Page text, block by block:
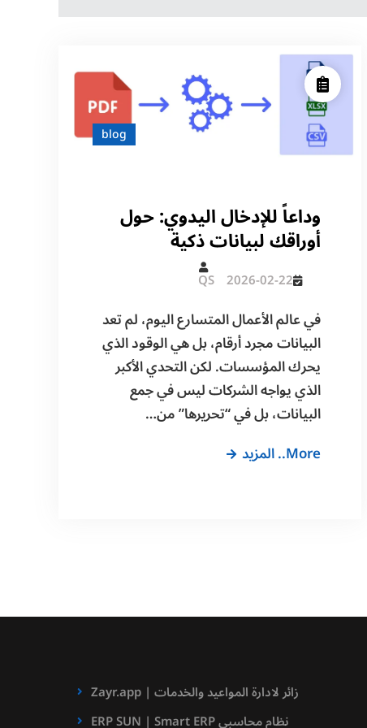
blog
وداعاً للإدخال اليدوي: حول
أوراقك لبيانات ذكية
2026-02-22
QS
في عالم الأعمال المتسارع اليوم، لم تعد
البيانات مجرد أرقام، بل هي الوقود الذي
يحرك المؤسسات. لكن التحدي الأكبر
الذي يواجه الشركات ليس في جمع
البيانات، بل في “تحريرها” من…
More.. المزيد
وداعاً
Zayr.app | زائر لادارة المواعيد والخدمات
ERP SUN | Smart ERP نظام محاسبي